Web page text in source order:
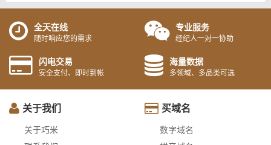
全天在线
随时响应您的需求
专业服务
经纪人一对一协助
闪电交易
安全支付、即时到帐
海量数据
多领域、多品类可选
关于我们
关于巧米
买域名
数字域名